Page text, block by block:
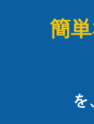
簡
を